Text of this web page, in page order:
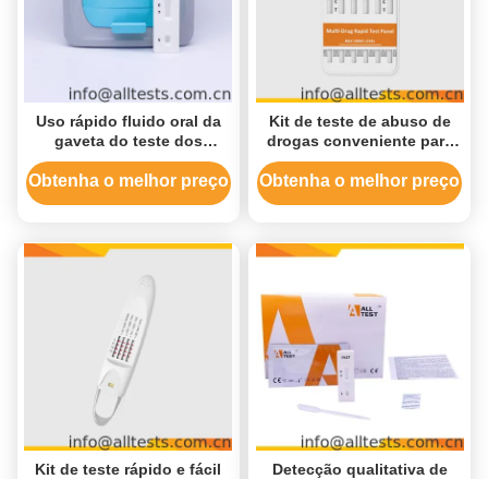
Uso rápido fluido oral da
gaveta do teste dos
opiáceo (OPI) pelo leitor
do ensaio de
Immunochromatographic
Obtenha o melhor preço
Kit de teste de abuso de
drogas conveniente para
detecção qualitativa
simultânea 70+ Analíticos
Obtenha o melhor preço
Kit de teste rápido e fácil
Detecção qualitativa de